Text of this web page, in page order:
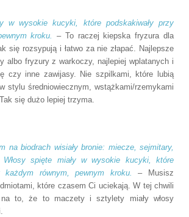
w wysokie kucyki, które podskakiwały przy
kroku. – To raczej kiepska fryzura dla
się rozsypują i łatwo za nie złapać. Najlepsze
albo fryzury z warkoczy, najlepiej wplatanych i
czy inne zawijasy. Nie szpilkami, które lubią
stylu średniowiecznym, wstążkami/rzemykami
się dużo lepiej trzyma.
na biodrach wisiały bronie: miecze, sejmitary,
spięte miały w wysokie kucyki, które
każdym równym, pewnym kroku.
– Musisz
które czasem Ci uciekają. W tej chwili
na to, że to maczety i sztylety miały włosy